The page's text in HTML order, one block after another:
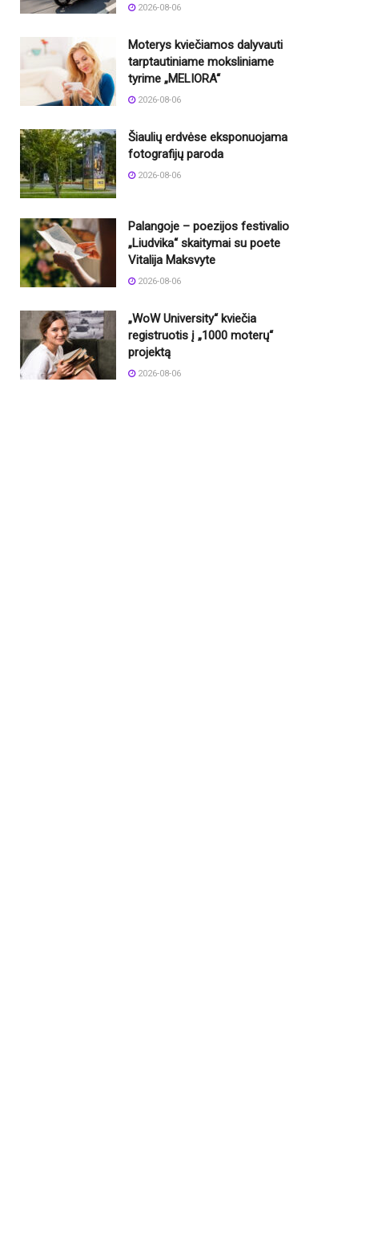
2026-08-06
Moterys kviečiamos dalyvauti
tarptautiniame moksliniame
tyrime „MELIORA“
2026-08-06
Šiaulių erdvėse eksponuojama
fotografijų paroda
2026-08-06
Palangoje – poezijos festivalio
„Liudvika“ skaitymai su poete
Vitalija Maksvyte
2026-08-06
„WoW University“ kviečia
registruotis į „1000 moterų“
projektą
2026-08-06